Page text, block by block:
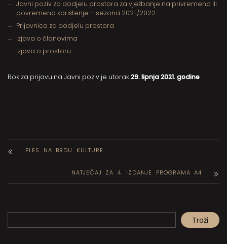
Javni poziv za dodjelu prostora za vježbanje na privremeno ili
povremeno korištenje – sezona 2021./2022.
Prijavnica za dodjelu prostora
Izjava o članovima
Izjava o prostoru
Rok za prijavu na Javni poziv je utorak29. lipnja 2021. godine.
PLES NA BRDU KULTURE
NATJEČAJ ZA 4. IZDANJE PROGRAMA A4
Traži